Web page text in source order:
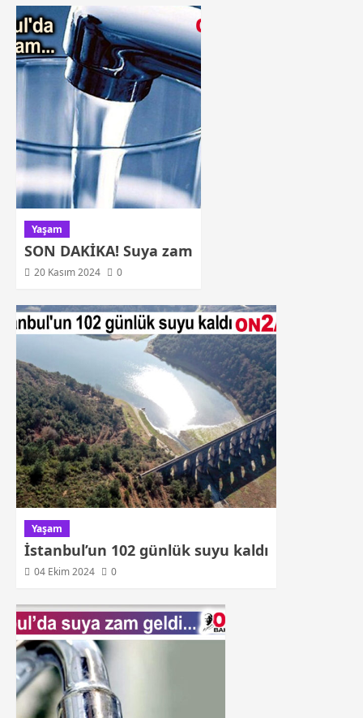
Yaşam
SON DAKİKA! Suya zam
20 Kasım 2024 0
Yaşam
İstanbul’un 102 günlük suyu kaldı
04 Ekim 2024 0